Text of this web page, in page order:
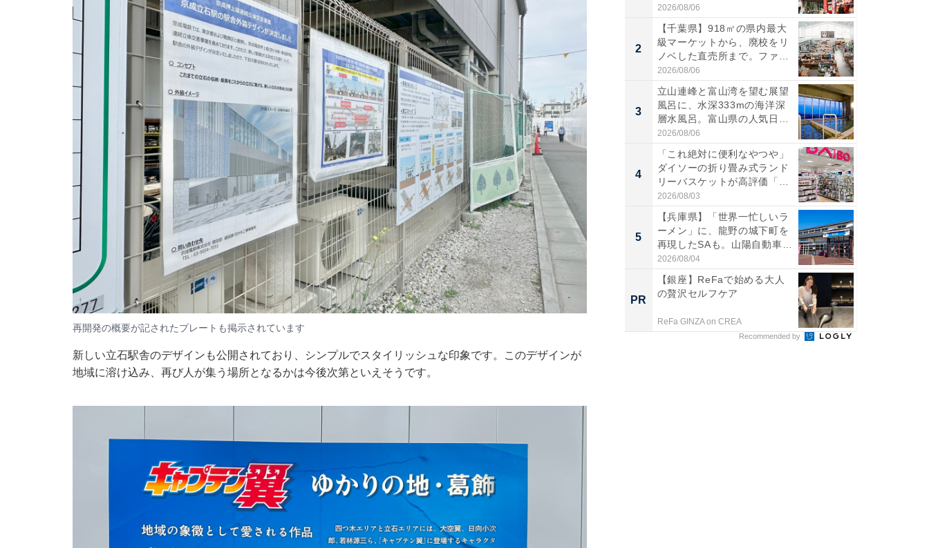
再開発の概要が記されたプレートも掲示されています
新しい立石駅舎のデザインも公開されており、シンプルでスタイリッシュな印象です。このデザインが
地域に溶け込み、再び人が集う場所となるかは今後次第といえそうです。
伊...
2026/08/06
2
【千葉県】918㎡の県内最大
級マーケットから、廃校をリ
ノベした直売所まで。ファ
ー...
2026/08/06
3
立山連峰と富山湾を望む展望
風呂に、水深333mの海洋深
層水風呂。富山県の人気日
帰...
2026/08/06
4
「これ絶対に便利なやつや」
ダイソーの折り畳み式ランド
リーバスケットが高評価「使
わ...
2026/08/03
5
【兵庫県】「世界一忙しいラ
ーメン」に、龍野の城下町を
再現したSAも。山陽自動車
道...
2026/08/04
PR
【銀座】ReFaで始める大人
の贅沢セルフケア
ReFa GINZA on CREA
Recommended by